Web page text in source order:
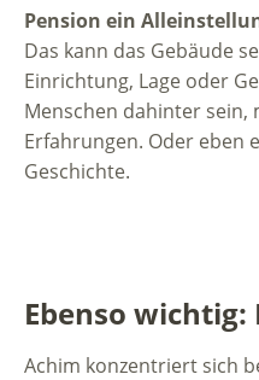
Pension ein
Das kann das Gebäude
Einrichtung, Lage oder
Menschen dahinter
Erfahrungen. Oder eben
Geschichte.
Ebenso
Achim konzentriert sich